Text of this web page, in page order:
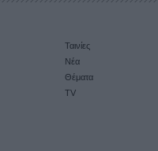
Ταινίες
Νέα
Θέματα
TV